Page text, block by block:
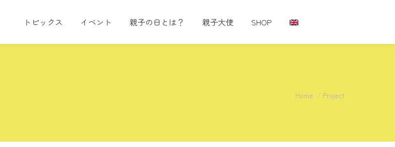
トピックス イベント 親子の日とは？ 親子大使 SHOP
You are here:
Home Project